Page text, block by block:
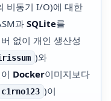
비동기 I/O)에 대한
과 SQLite를
없이 개인 생산성
)와
Docker이미지보다
c1rno123 )이